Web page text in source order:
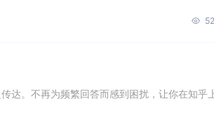
达。不再为频繁回答而感到困扰，让你在知乎